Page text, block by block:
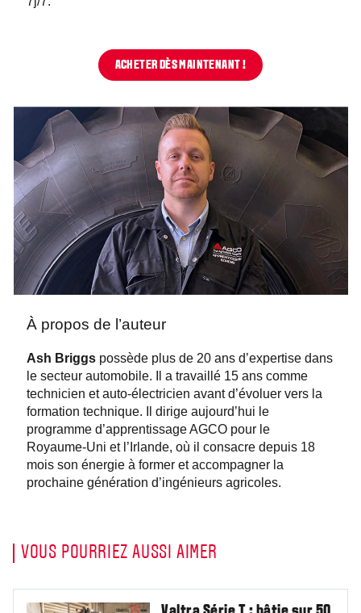
ACHETER DÈS MAINTENANT !
À propos de l’auteur
Ash Briggspossède plus de 20 ans d’expertise dans
le secteur automobile. Il a travaillé 15 ans comme
technicien et auto‑électricien avant d’évoluer vers la
formation technique. Il dirige aujourd’hui le
programme d’apprentissage AGCO pour le
Royaume‑Uni et l’Irlande, où il consacre depuis 18
mois son énergie à former et accompagner la
prochaine génération d’ingénieurs agricoles.
VOUS POURRIEZ AUSSI AIMER